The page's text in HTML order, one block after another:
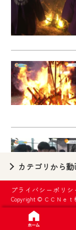
カテゴリから
プライバシーポリシ
Copyright © ＣＣＮｅｔ
【ご注意】
2024年9月
ビス向上の
『CCNet
一部コンテ
CCNetサー
ページ※』
す。
いたします
要となりま
※MyIDとは
各種サービ
IDはお客様
で設定でき